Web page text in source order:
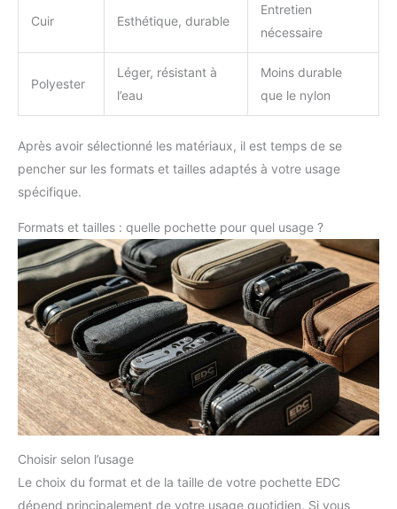
Cuir Esthétique, durable
Entretien
nécessaire
Polyester
Léger, résistant à
l’eau
Moins durable
que le nylon
Après avoir sélectionné les matériaux, il est temps de se
pencher sur les formats et tailles adaptés à votre usage
spécifique.
Formats et tailles : quelle pochette pour quel usage ?
Choisir selon l’usage
Le choix du format et de la taille de votre pochette EDC
dépend principalement de votre usage quotidien. Si vous